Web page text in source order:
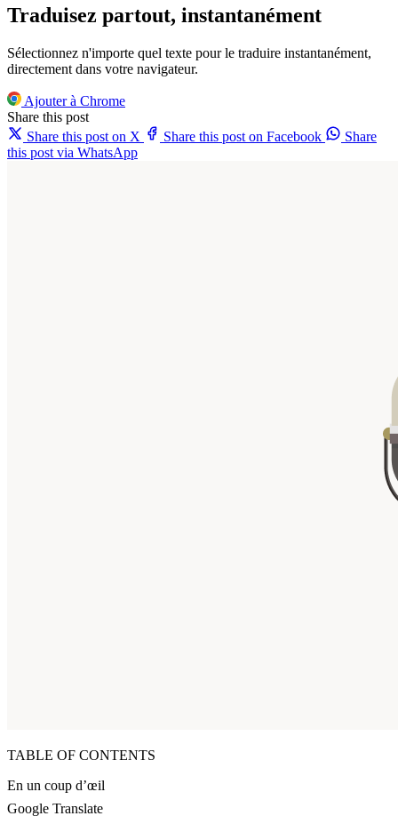
Traduisez partout, instantanément
Sélectionnez n'importe quel texte pour le traduire instantanément,
directement dans votre navigateur.
Ajouter à Chrome
Share this post
Share this post on X
Share this post on Facebook
Share
this post via WhatsApp
TABLE OF CONTENTS
En un coup d’œil
Google Translate